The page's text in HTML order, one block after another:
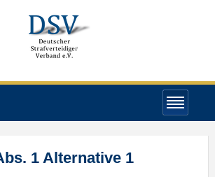
1 Alternative 1